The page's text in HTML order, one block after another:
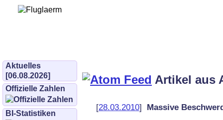
Aktuelles
[06.08.2026]
Offizielle Zahlen
BI-Statistiken
Artikel aus
[28.03.2010] Massive